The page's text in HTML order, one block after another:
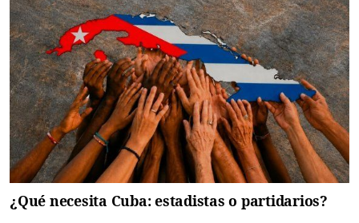
¿Qué necesita Cuba: estadistas o partidarios?